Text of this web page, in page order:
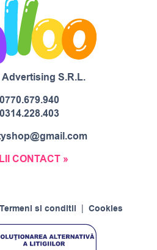
S.R.L.
0770.679.940
0314.228.403
CONTACT »
Termeni si conditii Cookies